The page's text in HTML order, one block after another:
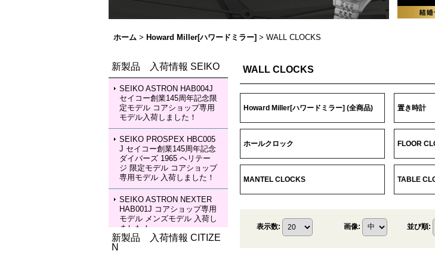
ホーム > Howard Miller[ハワードミラー] > WALL CLOCKS
新製品 入荷情報 SEIKO
SEIKO ASTRON HAB004J
セイコー創業145周年記念限
定モデル コアショップ専用
モデル入荷しました！
SEIKO PROSPEX HBC005
J セイコー創業145周年記念
ダイバーズ 1965 ヘリテー
ジ 限定モデル コアショップ
専用モデル 入荷しました！
SEIKO ASTRON NEXTER
HAB001J コアショップ専用
モデル メンズモデル 入荷し
ました！
新製品 入荷情報 CITIZE
N
WALL CLOCKS
Howard Miller[ハワードミラー] (全商品) 置き時計
ホールクロック FLOOR
MANTEL CLOCKS TABLE
表示数: 画像: 並び順: